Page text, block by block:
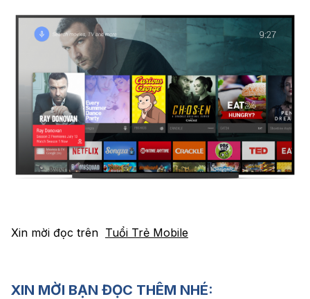
Xin mời đọc trên Tuổi Trẻ Mobile
XIN MỜI BẠN ĐỌC THÊM NHÉ: